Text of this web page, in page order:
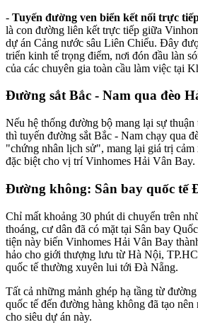
- Tuyến đường ven biển kết nối trực
là con đường liên kết trực tiếp giữa
dự án Cảng nước sâu Liên Chiểu. Đây
triển kinh tế trọng điểm, nơi đón đầu làn
của các chuyên gia toàn cầu làm việc tại
Đường sắt Bắc - Nam qua đèo
Nếu hệ thống đường bộ mang lại sự
thì tuyến đường sắt Bắc - Nam chạy qua
"chứng nhân lịch sử", mang lại giá trị
đặc biệt cho vị trí Vinhomes Hải Vân Bay.
Đường không: Sân bay quốc tế
Chỉ mất khoảng 30 phút di chuyển trên
thoáng, cư dân đã có mặt tại Sân bay
tiện này biến Vinhomes Hải Vân Bay
hảo cho giới thượng lưu từ Hà Nội,
quốc tế thường xuyên lui tới Đà Nẵng.
Tất cả những mảnh ghép hạ tầng từ
quốc tế đến đường hàng không đã tạo
cho siêu dự án này.